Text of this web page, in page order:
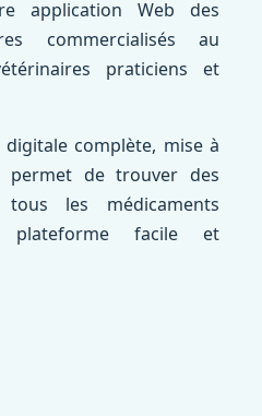
application Web des
commercialisés au
praticiens et
complète, mise à
permet de trouver des
les médicaments
plateforme facile et